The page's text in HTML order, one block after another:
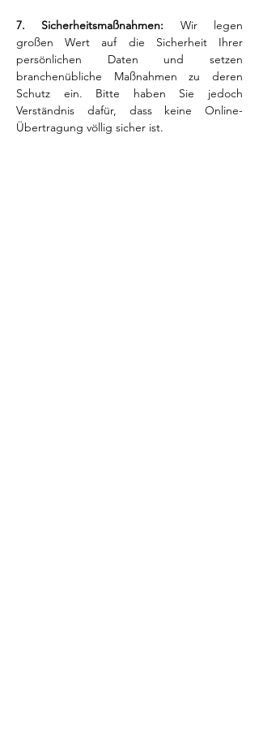
7. Sicherheitsmaßnahmen: Wir legen
großen Wert auf die Sicherheit Ihrer
persönlichen Daten und setzen
branchenübliche Maßnahmen zu deren
Schutz ein. Bitte haben Sie jedoch
Verständnis dafür, dass keine Online-
Übertragung völlig sicher ist.